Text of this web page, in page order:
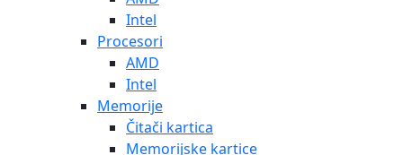
Intel
Procesori
AMD
Intel
Memorije
Čitači kartica
Memorijske kartice